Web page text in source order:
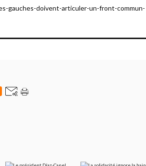
gauches-doivent-articuler-un-front-commun-